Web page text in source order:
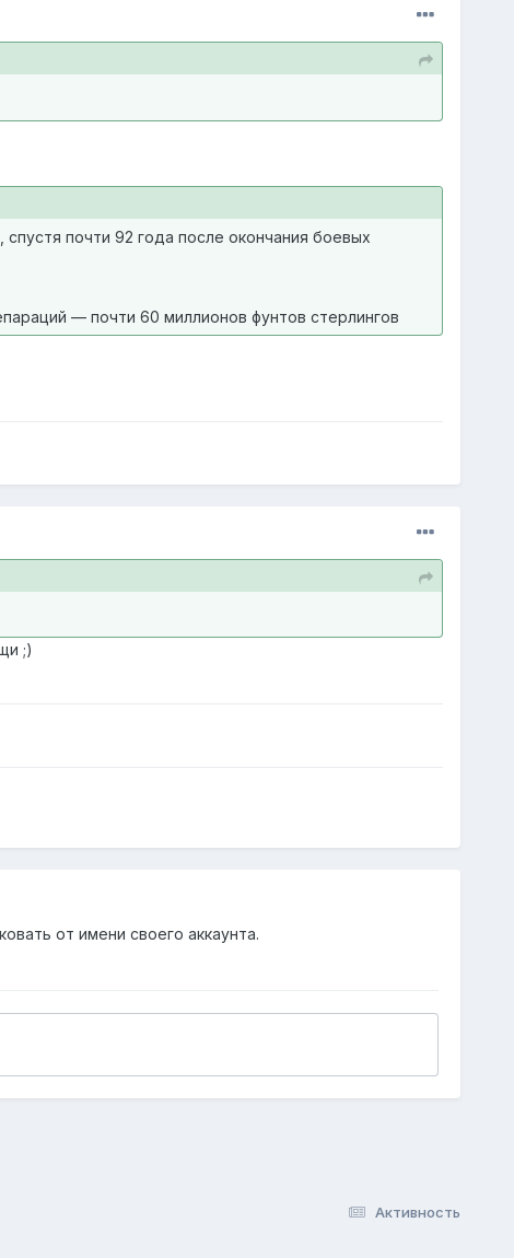
почти 92 года после окончания боевых
— почти 60 миллионов фунтов стерлингов
;)
от имени своего аккаунта.
Активность